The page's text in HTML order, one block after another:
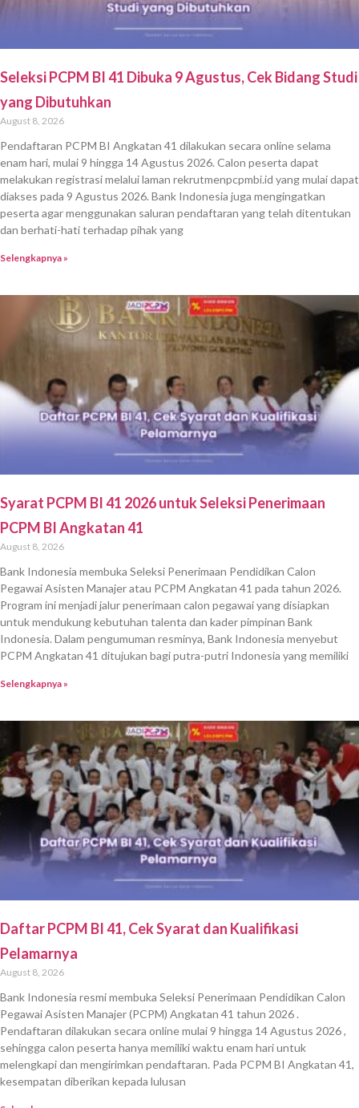
Seleksi PCPM BI 41 Dibuka 9 Agustus, Cek Bidang Studi
yang Dibutuhkan
August 8, 2026
Pendaftaran PCPM BI Angkatan 41 dilakukan secara online selama
enam hari, mulai 9 hingga 14 Agustus 2026. Calon peserta dapat
melakukan registrasi melalui laman rekrutmenpcpmbi.id yang mulai dapat
diakses pada 9 Agustus 2026. Bank Indonesia juga mengingatkan
peserta agar menggunakan saluran pendaftaran yang telah ditentukan
dan berhati-hati terhadap pihak yang
Selengkapnya »
Syarat PCPM BI 41 2026 untuk Seleksi Penerimaan
PCPM BI Angkatan 41
August 8, 2026
Bank Indonesia membuka Seleksi Penerimaan Pendidikan Calon
Pegawai Asisten Manajer atau PCPM Angkatan 41 pada tahun 2026.
Program ini menjadi jalur penerimaan calon pegawai yang disiapkan
untuk mendukung kebutuhan talenta dan kader pimpinan Bank
Indonesia. Dalam pengumuman resminya, Bank Indonesia menyebut
PCPM Angkatan 41 ditujukan bagi putra-putri Indonesia yang memiliki
Selengkapnya »
Daftar PCPM BI 41, Cek Syarat dan Kualifikasi
Pelamarnya
August 8, 2026
Bank Indonesia resmi membuka Seleksi Penerimaan Pendidikan Calon
Pegawai Asisten Manajer (PCPM) Angkatan 41 tahun 2026 .
Pendaftaran dilakukan secara online mulai 9 hingga 14 Agustus 2026 ,
sehingga calon peserta hanya memiliki waktu enam hari untuk
melengkapi dan mengirimkan pendaftaran. Pada PCPM BI Angkatan 41,
kesempatan diberikan kepada lulusan